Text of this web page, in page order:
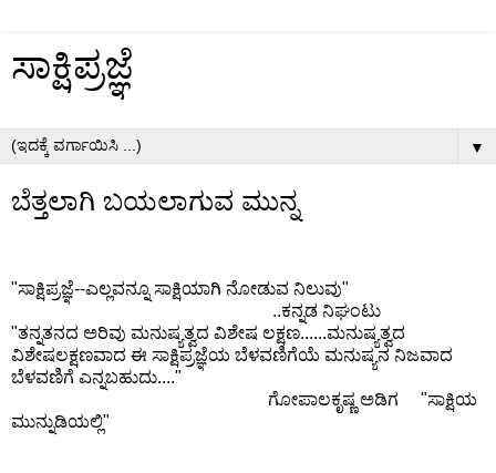
ಸಾಕ್ಷಿಪ್ರಜ್ಞೆ
▼
ಬೆತ್ತಲಾಗಿ ಬಯಲಾಗುವ ಮುನ್ನ
"ಸಾಕ್ಷಿಪ್ರಜ್ಞೆ--ಎಲ್ಲವನ್ನೂ ಸಾಕ್ಷಿಯಾಗಿ ನೋಡುವ ನಿಲುವು"
..ಕನ್ನಡ ನಿಘಂಟು
"ತನ್ನತನದ ಅರಿವು ಮನುಷ್ಯತ್ವದ ವಿಶೇಷ ಲಕ್ಷಣ......ಮನುಷ್ಯತ್ವದ
ವಿಶೇಷಲಕ್ಷಣವಾದ ಈ ಸಾಕ್ಷಿಪ್ರಜ್ಞೆಯ ಬೆಳವಣಿಗೆಯೆ ಮನುಷ್ಯನ ನಿಜವಾದ
ಬೆಳವಣಿಗೆ ಎನ್ನಬಹುದು...."
ಗೋಪಾಲಕೃಷ್ಣ ಅಡಿಗ "ಸಾಕ್ಷಿಯ
ಮುನ್ನುಡಿಯಲ್ಲಿ"